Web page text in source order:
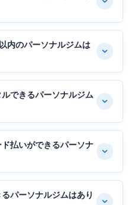
内のパーソナルジムは
できるパーソナルジム
払いができるパーソナ
パーソナルジムはあり